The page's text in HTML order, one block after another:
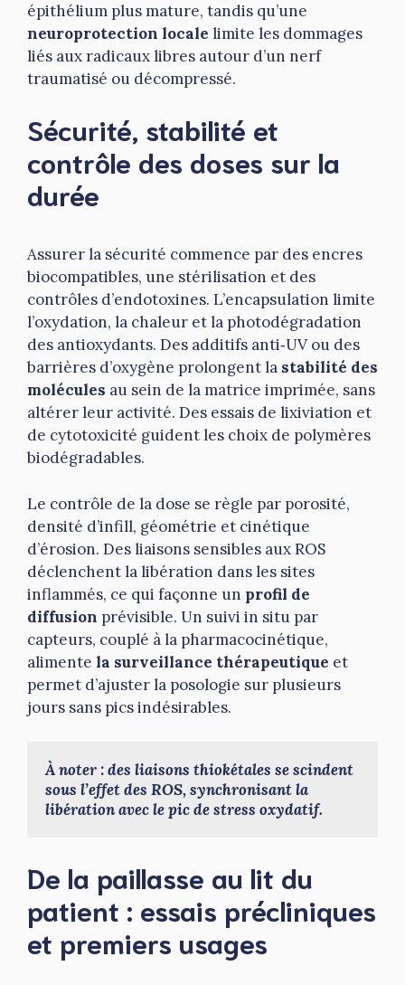
épithélium plus mature, tandis qu’une
neuroprotection locale limite les dommages
liés aux radicaux libres autour d’un nerf
traumatisé ou décompressé.
Sécurité, stabilité et
contrôle des doses sur la
durée
Assurer la sécurité commence par des encres
biocompatibles, une stérilisation et des
contrôles d’endotoxines. L’encapsulation limite
l’oxydation, la chaleur et la photodégradation
des antioxydants. Des additifs anti‑UV ou des
barrières d’oxygène prolongent la stabilité des
molécules au sein de la matrice imprimée, sans
altérer leur activité. Des essais de lixiviation et
de cytotoxicité guident les choix de polymères
biodégradables.
Le contrôle de la dose se règle par porosité,
densité d’infill, géométrie et cinétique
d’érosion. Des liaisons sensibles aux ROS
déclenchent la libération dans les sites
inflammés, ce qui façonne un profil de
diffusion prévisible. Un suivi in situ par
capteurs, couplé à la pharmacocinétique,
alimente la surveillance thérapeutique et
permet d’ajuster la posologie sur plusieurs
jours sans pics indésirables.
À noter : des liaisons thiokétales se scindent
sous l’effet des ROS, synchronisant la
libération avec le pic de stress oxydatif.
De la paillasse au lit du
patient : essais précliniques
et premiers usages